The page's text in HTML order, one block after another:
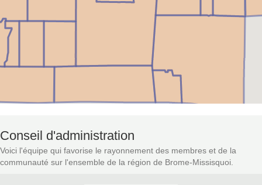
Conseil d'administration
Voici l'équipe qui favorise le rayonnement des membres et de la
communauté sur l'ensemble de la région de Brome-Missisquoi.